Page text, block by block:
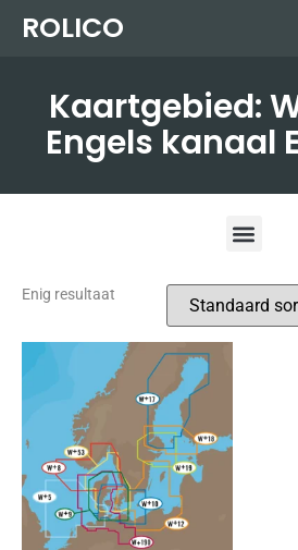
ROLICO
Kaartgebied:
Engels kanaal
Enig resultaat